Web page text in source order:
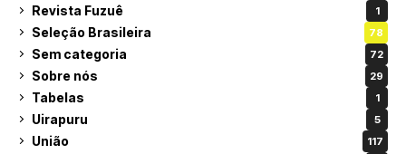
Revista Fuzuê 1
Seleção Brasileira 78
Sem categoria 72
Sobre nós 29
Tabelas 1
Uirapuru 5
União 117